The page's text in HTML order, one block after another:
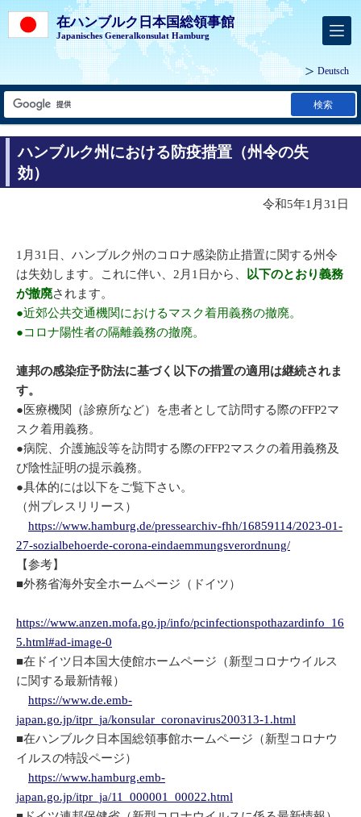
在ハンブルク日本国総領事館
Japanisches Generalkonsulat Hamburg
Deutsch
検索
ハンブルク州における防疫措置（州令の失
効）
令和5年1月31日
1月31日、ハンブルク州のコロナ感染防止措置に関する州令
は失効します。これに伴い、2月1日から、 以下のとおり義務
が撤廃されます。
●近郊公共交通機関におけるマスク着用義務の撤廃。
●コロナ陽性者の隔離義務の撤廃。
連邦の感染症予防法に基づく以下の措置の適用は継続されま
す。
●医療機関（診療所など）を患者として訪問する際のFFP2マ
スク着用義務。
●病院、介護施設等を訪問する際のFFP2マスクの着用義務及
び陰性証明の提示義務。
●具体的には以下をご覧下さい。
（州プレスリリース）
https://www.hamburg.de/pressearchiv-fhh/16859114/2023-01-
27-sozialbehoerde-corona-eindaemmungsverordnung/
【参考】
■外務省海外安全ホームページ（ドイツ）
https://www.anzen.mofa.go.jp/info/pcinfectionspothazardinfo_16
5.html#ad-image-0
■在ドイツ日本国大使館ホームページ（新型コロナウイルス
に関する最新情報）
https://www.de.emb-
japan.go.jp/itpr_ja/konsular_coronavirus200313-1.html
■在ハンブルク日本国総領事館ホームページ（新型コロナウ
イルスの特設ページ）
https://www.hamburg.emb-
japan.go.jp/itpr_ja/11_000001_00022.html